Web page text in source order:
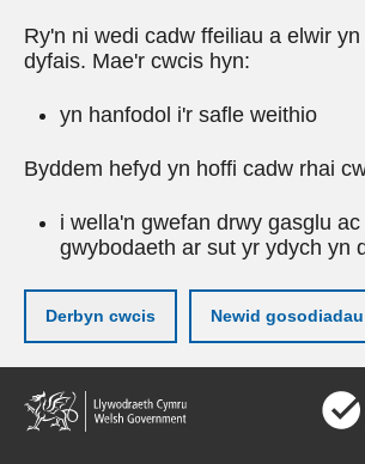
Ry'n ni wedi cadw ffeiliau a elwir
dyfais. Mae'r cwcis hyn:
yn hanfodol i'r safle weithio
Byddem hefyd yn hoffi cadw rhai
i wella'n gwefan drwy gasglu ac
gwybodaeth ar sut yr ydych yn
Derbyn cwcis Newid
Neidio
i'r
prif